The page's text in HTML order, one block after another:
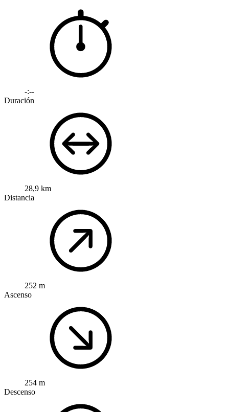
-:--
Duración
28,9 km
Distancia
252 m
Ascenso
254 m
Descenso